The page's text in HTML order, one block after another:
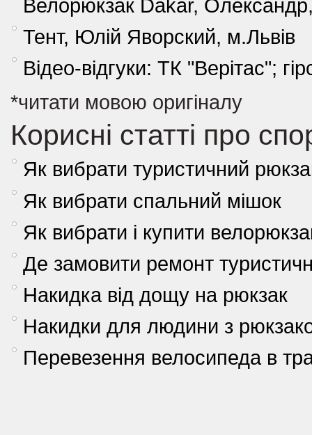
Велорюкзак Dakar,
Тент, Юлій Яворский, м.Львів
Відео-відгуки: ТК "Верітас";
*читати мовою оригіналу
Корисні статті про
Як вибрати туристичний
Як вибрати спальний мішок
Як вибрати і купити
Де замовити ремонт
Накидка від дощу на рюкзак
Накидки для людини з
Перевезення велосипеда в